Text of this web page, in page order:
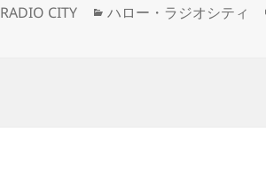
n
作
RADIO CITY
カ
ハロー・ラジオシティ